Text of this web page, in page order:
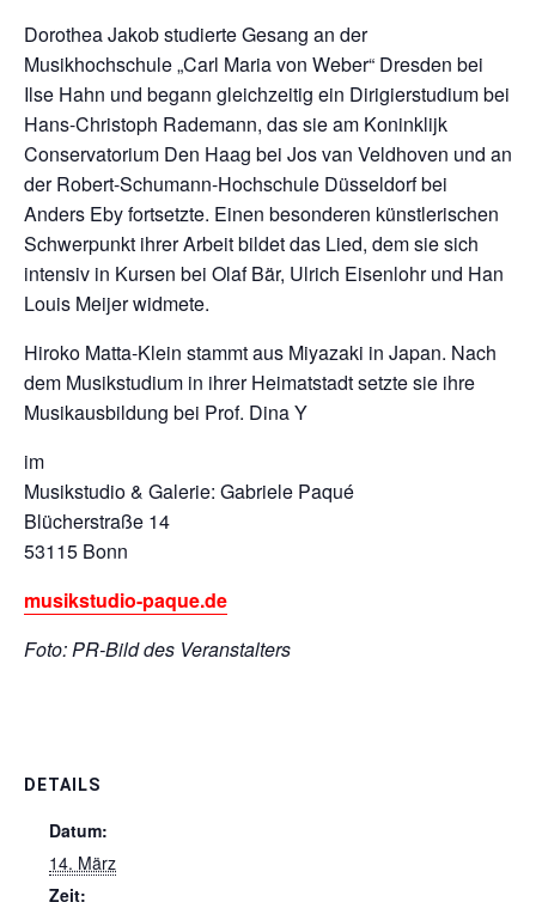
Dorothea Jakob studierte Gesang an der
Musikhochschule „Carl Maria von Weber“ Dresden bei
Ilse Hahn und begann gleichzeitig ein Dirigierstudium bei
Hans-Christoph Rademann, das sie am Koninklijk
Conservatorium Den Haag bei Jos van Veldhoven und an
der Robert-Schumann-Hochschule Düsseldorf bei
Anders Eby fortsetzte. Einen besonderen künstlerischen
Schwerpunkt ihrer Arbeit bildet das Lied, dem sie sich
intensiv in Kursen bei Olaf Bär, Ulrich Eisenlohr und Han
Louis Meijer widmete.
Hiroko Matta-Klein stammt aus Miyazaki in Japan. Nach
dem Musikstudium in ihrer Heimatstadt setzte sie ihre
Musikausbildung bei Prof. Dina Y
im
Musikstudio & Galerie: Gabriele Paqué
Blücherstraße 14
53115 Bonn
musikstudio-paque.de
Foto: PR-Bild des Veranstalters
DETAILS
Datum:
14. März
Zeit: